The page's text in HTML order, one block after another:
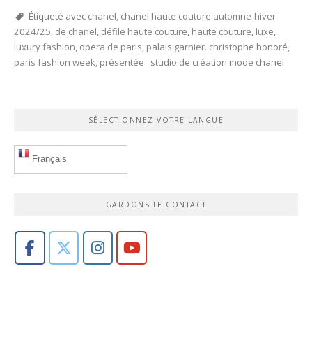
Étiqueté avec chanel, chanel haute couture automne-hiver
2024/25, de chanel, défile haute couture, haute couture, luxe,
luxury fashion, opera de paris, palais garnier. christophe honoré,
paris fashion week, présentée studio de création mode chanel
SÉLECTIONNEZ VOTRE LANGUE
Français
GARDONS LE CONTACT